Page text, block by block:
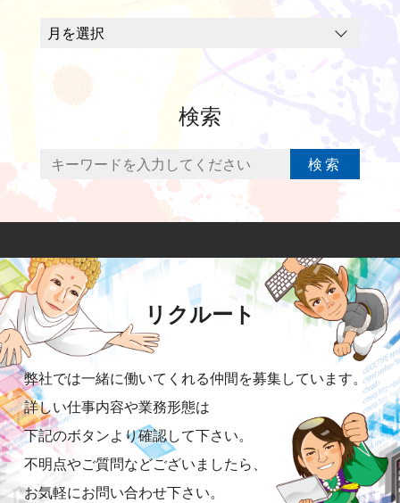
検索
検索
リクルート
弊社では一緒に働いてくれる仲間を募集しています。
詳しい仕事内容や業務形態は
下記のボタンより確認して下さい。
不明点やご質問などございましたら、
お気軽にお問い合わせ下さい。